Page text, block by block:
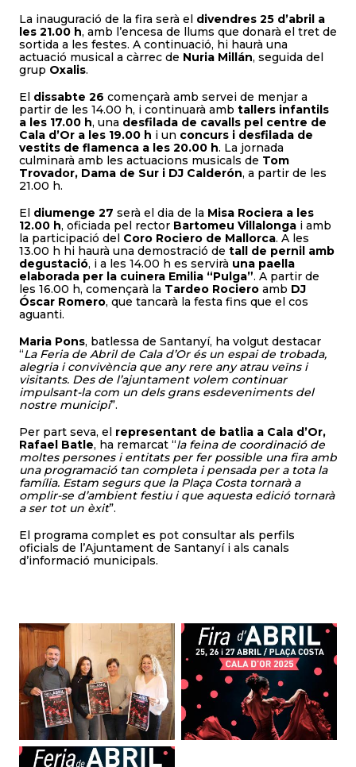
La inauguració de la fira serà el divendres 25 d’abril a
les 21.00 h, amb l’encesa de llums que donarà el tret de
sortida a les festes. A continuació, hi haurà una
actuació musical a càrrec de Nuria Millán, seguida del
grup Oxalis.
El dissabte 26 començarà amb servei de menjar a
partir de les 14.00 h, i continuarà amb tallers infantils
a les 17.00 h, una desfilada de cavalls pel centre de
Cala d’Or a les 19.00 h i un concurs i desfilada de
vestits de flamenca a les 20.00 h. La jornada
culminarà amb les actuacions musicals de Tom
Trovador, Dama de Sur i DJ Calderón, a partir de les
21.00 h.
El diumenge 27 serà el dia de la Misa Rociera a les
12.00 h, oficiada pel rector Bartomeu Villalonga i amb
la participació del Coro Rociero de Mallorca. A les
13.00 h hi haurà una demostració de tall de pernil amb
degustació, i a les 14.00 h es servirà una paella
elaborada per la cuinera Emilia “Pulga”. A partir de
les 16.00 h, començarà la Tardeo Rociero amb DJ
Óscar Romero, que tancarà la festa fins que el cos
aguanti.
Maria Pons, batlessa de Santanyí, ha volgut destacar
“La Feria de Abril de Cala d’Or és un espai de trobada,
alegria i convivència que any rere any atrau veïns i
visitants. Des de l’ajuntament volem continuar
impulsant-la com un dels grans esdeveniments del
nostre municipi”.
Per part seva, el representant de batlia a Cala d’Or,
Rafael Batle, ha remarcat “la feina de coordinació de
moltes persones i entitats per fer possible una fira amb
una programació tan completa i pensada per a tota la
família. Estam segurs que la Plaça Costa tornarà a
omplir-se d’ambient festiu i que aquesta edició tornarà
a ser tot un èxit”.
El programa complet es pot consultar als perfils
oficials de l’Ajuntament de Santanyí i als canals
d’informació municipals.